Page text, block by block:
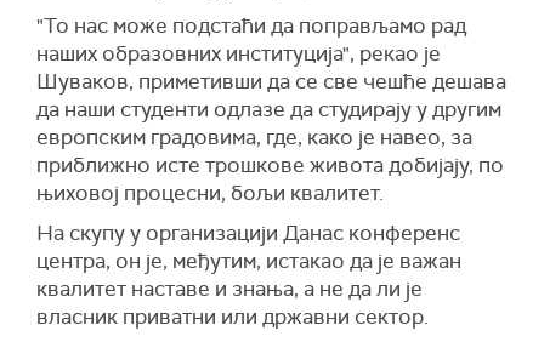
"То нас може подстаћи да поправљамо рад
наших образовних институција", рекао је
Шуваков, приметивши да се све чешће дешава
да наши студенти одлазе да студирају у другим
европским градовима, где, како је навео, за
приближно исте трошкове живота добијају, по
њиховој процесни, бољи квалитет.
На скупу у организацији Данас конференс
центра, он је, међутим, истакао да је важан
квалитет наставе и знања, а не да ли је
власник приватни или државни сектор.